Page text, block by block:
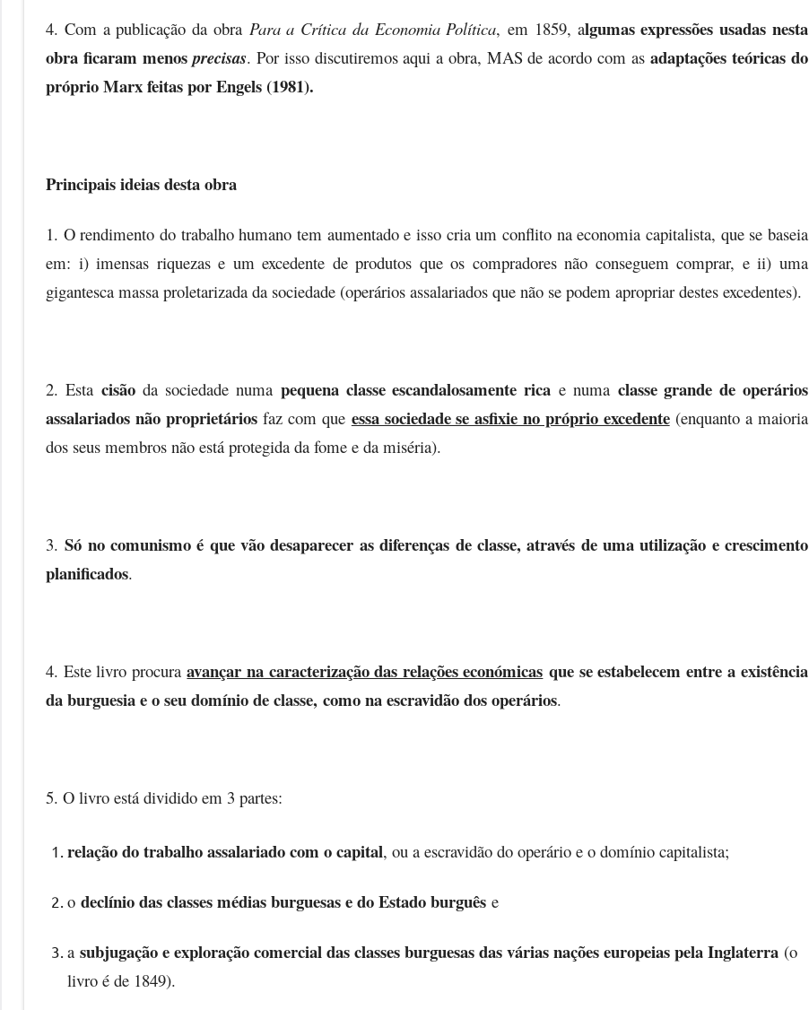
4. Com a publicação da obra Para a Crítica da Economia Política, em 1859, algumas expressões usadas nesta
obra ficaram menosprecisas. Por isso discutiremos aqui a obra, MAS de acordo com asadaptações teóricas do
próprio Marx feitas por Engels (1981).
Principais ideias desta obra
1. O rendimento do trabalho humano tem aumentado e isso cria um conflito na economia capitalista, que se baseia
em: i) imensas riquezas e um excedente de produtos que os compradores não conseguem comprar, e ii) uma
gigantesca massa proletarizada da sociedade (operários assalariados que não se podem apropriar destes excedentes).
2. Esta cisãoda sociedade numa pequena classe escandalosamente rica e numa classe grande de operários
assalariados não proprietáriosfaz com que essa sociedade se asfixie no próprio excedente(enquanto a maioria
dos seus membros não está protegida da fome e da miséria).
3.Só no comunismo é que vão desaparecer as diferenças de classe, através de uma utilização e crescimento
planificados.
4. Este livro procuraavançar na caracterização das relações económicas que se estabelecem entrea existência
da burguesia e o seu domínio de classe, como na escravidão dos operários.
5. O livro está dividido em 3 partes:
relação do trabalho assalariado com o capital, ou a escravidão do operário e o domínio capitalista;
o declínio das classes médias burguesas e do Estado burguês e
a subjugação e exploração comercial das classes burguesas das várias nações europeias pela Inglaterra (o
livro é de 1849).